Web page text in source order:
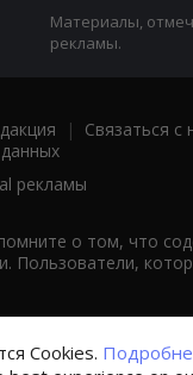
Материалы,
рекламы.
| Связаться с
рекламы
о том, что
Cookies.